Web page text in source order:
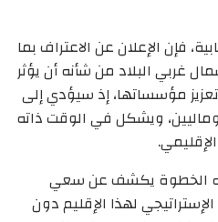
فإن الإعلان عن الاعتراف بما
غربي البلاد من شأنه أن يؤثر
مؤسساتها، إذ سيؤدي إلى
ويشكل في الوقت ذاته
الخطوة يكشف عن سعي
لهذا الإقليم دون